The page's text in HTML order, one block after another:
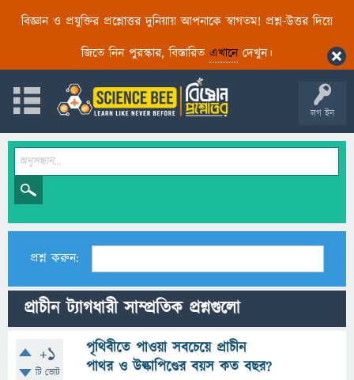
বিজ্ঞান ও প্রযুক্তির প্রশ্নোত্তর দুনিয়ায় আপনাকে স্বাগতম! প্রশ্ন-উত্তর দিয়ে
জিতে নিন পুরস্কার, বিস্তারিত এখানেদেখুন।
লগ ইন
প্রশ্ন করুন:
প্রাচীন ট্যাগধারী সাম্প্রতিক প্রশ্নগুলো
+1
টি ভোট
পৃথিবীতে পাওয়া সবচেয়ে প্রাচীন
পাথর ও উল্কাপিণ্ডের বয়স কত বছর?